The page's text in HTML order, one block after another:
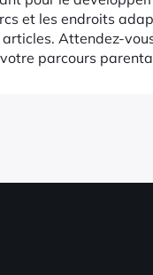
et les endroits
Attendez-
parcours